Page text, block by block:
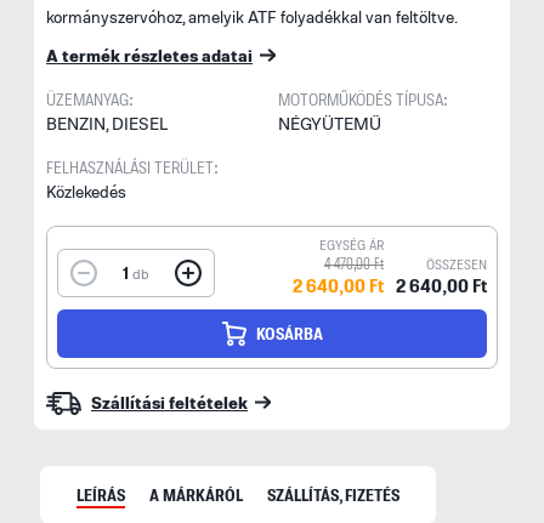
kormányszervóhoz, amelyik ATF folyadékkal van feltöltve.
A termék részletes adatai
ÜZEMANYAG:
BENZIN, DIESEL
MOTORMŰKÖDÉS TÍPUSA:
NÉGYÜTEMŰ
FELHASZNÁLÁSI TERÜLET:
Közlekedés
1 db
EGYSÉG ÁR
4 470,00 Ft
2 640,00 Ft
ÖSSZESEN
2 640,00 Ft
KOSÁRBA
Szállítási feltételek
LEÍRÁS A MÁRKÁRÓL SZÁLLÍTÁS, FIZETÉS